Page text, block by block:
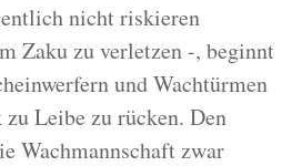
nicht riskieren
Zaku zu verletzen -, beginnt
und Wachtürmen
Leibe zu rücken. Den
Wachmannschaft zwar